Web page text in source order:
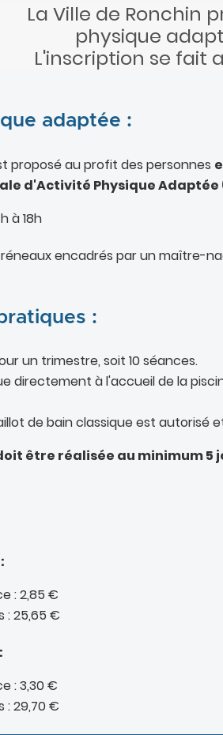
La Ville de Ronchin
physique
L'inscription se fait
adaptée :
proposé au profit des personnes
d'Activité Physique Adaptée
à 18h
encadrés par un maître-
:
un trimestre, soit 10 séances.
directement à l'accueil de la
de bain classique est autorisé
être réalisée au minimum 5
: 2,85 €
: 25,65 €
: 3,30 €
: 29,70 €